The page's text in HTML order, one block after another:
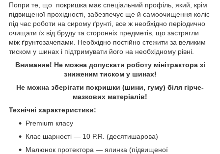
Попри те, що покришка має спеціальний профіль, який, крім
підвищеної прохідності, забезпечує ще й самоочищення коліс
під час роботи на сирому ґрунті, все ж необхідно періодично
очищати їх від бруду та сторонніх предметів, що застрягли
між ґрунтозачепами. Необхідно постійно стежити за великим
тиском у шинах і підтримувати його на необхідному рівні.
Внимание! Не можна допускати роботу мінітрактора зі
зниженим тиском у шинах!
Не можна зберігати покришки (шини, гуму) біля гірче-
мазкових матеріалів!
Технічні характеристики:
Premium класу
Клас шарності — 10 P.R. (десятишарова)
Малюнок протектора — ялинка (підвищеної